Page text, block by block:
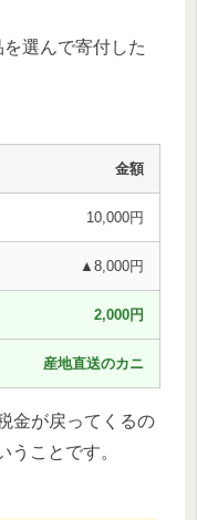
選んで寄付した
金額
10,000円
▲8,000円
2,000円
産地直送のカニ
金が戻ってくるの
うことです。